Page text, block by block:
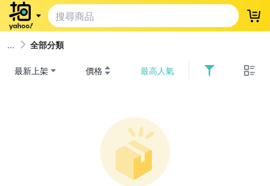
登
全部分類
最新上架 價格 最高人氣